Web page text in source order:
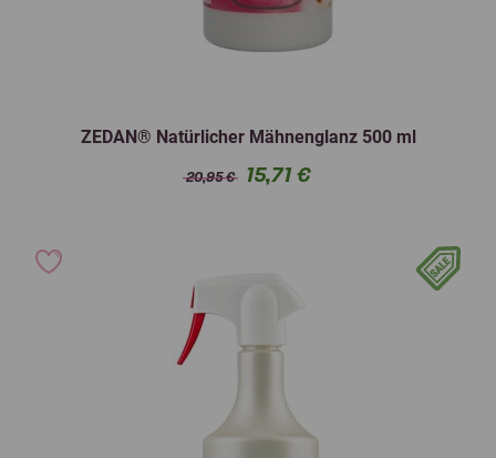
ZEDAN® Natürlicher Mähnenglanz 500 ml
20,95 € 15,71 €